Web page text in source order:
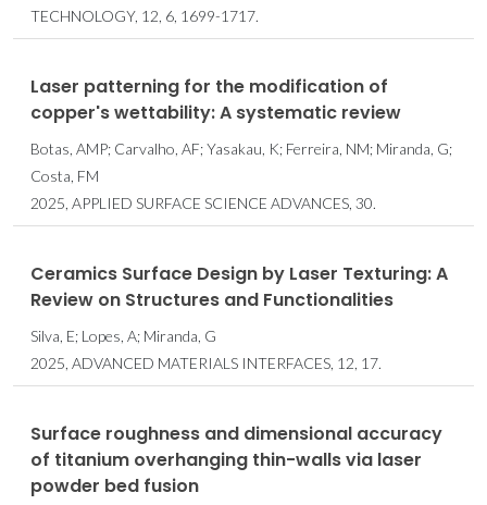
TECHNOLOGY, 12, 6, 1699-1717.
Laser patterning for the modification of
copper's wettability: A systematic review
Botas, AMP; Carvalho, AF; Yasakau, K; Ferreira, NM; Miranda, G;
Costa, FM
2025, APPLIED SURFACE SCIENCE ADVANCES, 30.
Ceramics Surface Design by Laser Texturing: A
Review on Structures and Functionalities
Silva, E; Lopes, A; Miranda, G
2025, ADVANCED MATERIALS INTERFACES, 12, 17.
Surface roughness and dimensional accuracy
of titanium overhanging thin-walls via laser
powder bed fusion